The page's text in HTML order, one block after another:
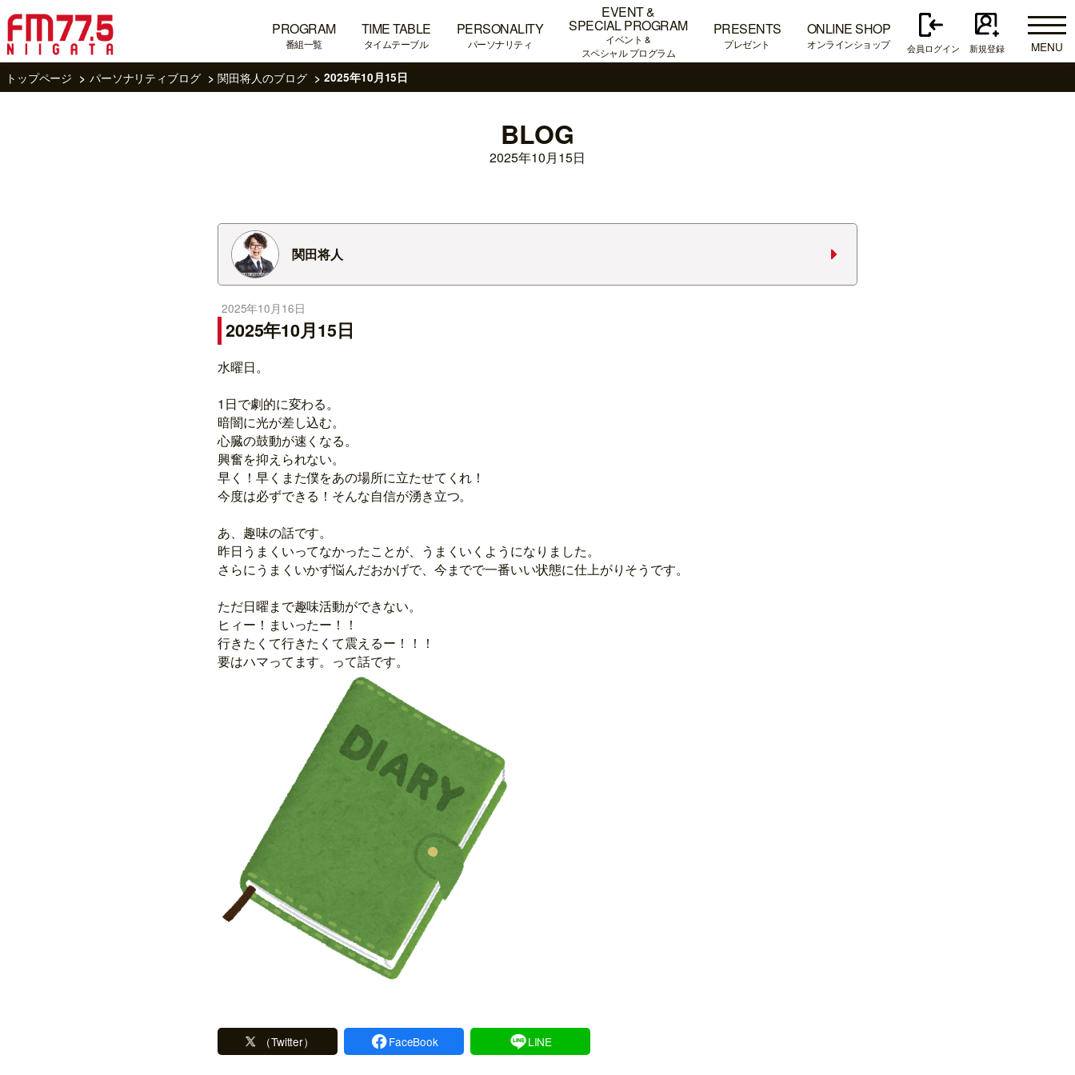
PROGRAM
番組一覧
TIME TABLE
タイムテーブル
PERSONALITY
パーソナリティ
EVENT &
SPECIAL PROGRAM
イベント &
スペシャル プログラム
PRESENTS
プレゼント
ONLINE SHOP
オンラインショップ 会員ログイン 新規登録
MENU
トップページ
パーソナリティブログ 関田将人のブログ 2025年10月15日
BLOG
2025年10月15日
関田将人
2025年10月16日
2025年10月15日
水曜日。
1日で劇的に変わる。
暗闇に光が差し込む。
心臓の鼓動が速くなる。
興奮を抑えられない。
早く！早くまた僕をあの場所に立たせてくれ！
今度は必ずできる！そんな自信が湧き立つ。
あ、趣味の話です。
昨日うまくいってなかったことが、うまくいくようになりました。
さらにうまくいかず悩んだおかげで、今までで一番いい状態に仕上がりそうです。
ただ日曜まで趣味活動ができない。
ヒィー！まいったー！！
行きたくて行きたくて震えるー！！！
要はハマってます。って話です。
（Twitter） FaceBook LINE